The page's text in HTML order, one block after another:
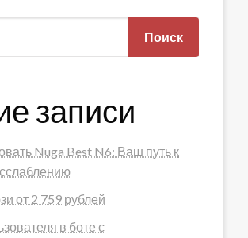
Поиск
записи
Nuga Best N6: Ваш путь к
от 2 759 рублей
в боте с